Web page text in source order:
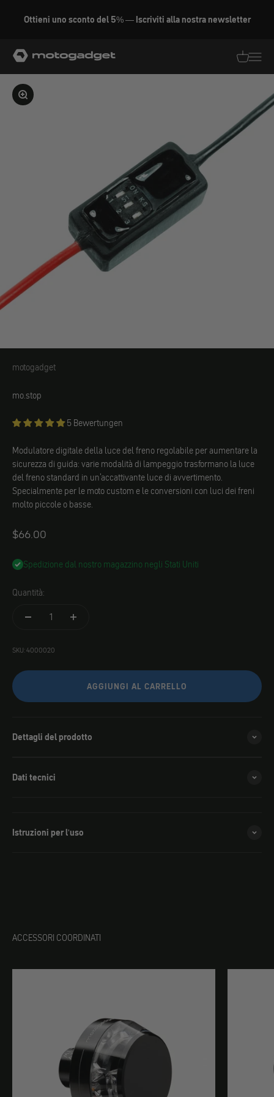
Ottieni uno sconto del 5% — Iscriviti alla nostra newsletter
motogadget GmbH
Ingrandire l'immagine
motogadget
motogadget
mo.stop
5 Bewertungen
Modulatore digitale della luce del freno regolabile per aumentare la
sicurezza di guida: varie modalità di lampeggio trasformano la luce
del freno standard in un'accattivante luce di avvertimento.
Specialmente per le moto custom e le conversioni con luci dei freni
molto piccole o basse.
Angebot
$66.00
Spedizione dal nostro magazzino negli Stati Uniti
Quantità:
SKU: 4000020
AGGIUNGI AL CARRELLO
Dettagli del prodotto
Dati tecnici
Istruzioni per l'uso
ACCESSORI COORDINATI